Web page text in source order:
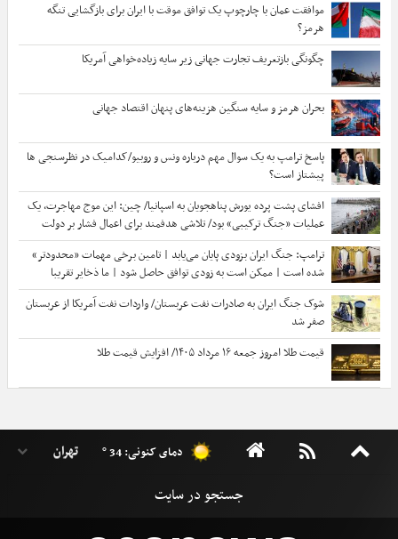
موافقت عمان با چارچوپ یک توافق موقت با ایران برای بازگشایی تنگه
هرمز؟
چگونگی بازتعریف تجارت جهانی زیر سایه زیاده‌خواهی آمریکا
بحران هرمز و سایه سنگین هزینه‌های پنهان اقتصاد جهانی
پاسخ ترامپ به یک سوال مهم درباره ونس و روبیو/کدامیک در نظرسنجی ها
پیشتاز است؟
افشای پشت پرده یورش پناهجویان به اسپانیا/ چین: این موج مهاجرت، یک
عملیات «جنگ ترکیبی» بود/ تلاشی هدفمند برای اعمال فشار بر دولت
«پدرو سانچز»
ترامپ: جنگ ایران بزودی پایان می‌یابد | تامین برخی مهمات «محدودتر»
شده است | ممکن است به زودی توافق حاصل شود | ما ذخایر تقریبا
نامحدود داریم
شوک جنگ ایران به صادرات نفت عربستان/ واردات نفت آمریکا از عربستان
صفر شد
قیمت طلا امروز جمعه ۱۶ مرداد ۱۴۰۵/ افزایش قیمت طلا
دمای کنونی: 34 °